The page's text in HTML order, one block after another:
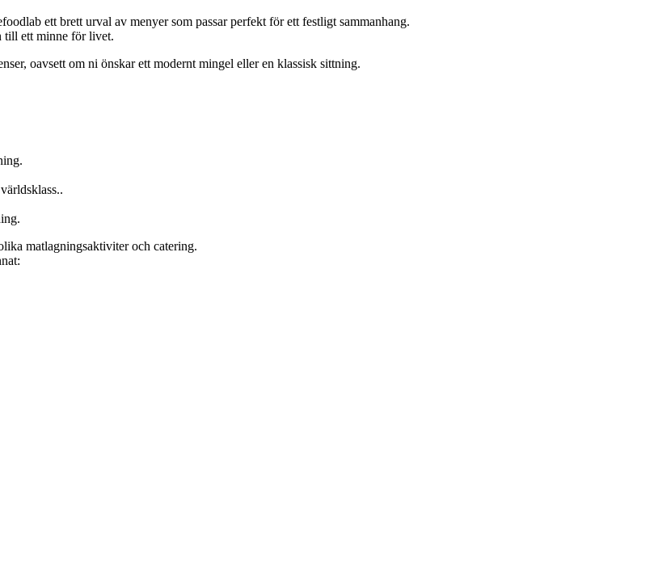
ett brett urval av menyer som passar perfekt för ett festligt sammanhang.
till ett minne för livet.
oavsett om ni önskar ett modernt mingel eller en klassisk sittning.
matlagningsaktiviter och catering.